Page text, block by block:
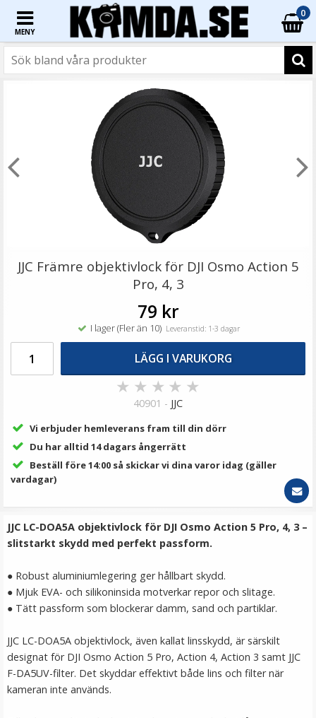
MENY
0
JJC HSCC-OA6 Kamerafodral för DJI Osmo Action 6 / 5
149 kr
LÄGG I VARUKORG
JJC HSCC-DJ360 Kamerafodral för DJI Osmo 360
★★★★★
149 kr
LÄGG I VARUKORG
JJC Främre objektivlock för DJI Osmo Action 5
Pro, 4, 3
79 kr
I lager (Fler än 10)Leveranstid: 1-3 dagar
LÄGG I VARUKORG
★ ★ ★ ★ ★
40901 - JJC
Vi erbjuder hemleverans fram till din dörr
Du har alltid 14 dagars ångerrätt
Beställ före 14:00 så skickar vi dina varor idag (gäller
vardagar)
JJC LC-DOA5A objektivlock för DJI Osmo Action 5 Pro, 4, 3 –
slitstarkt skydd med perfekt passform.
● Robust aluminiumlegering ger hållbart skydd.
● Mjuk EVA- och silikoninsida motverkar repor och slitage.
● Tätt passform som blockerar damm, sand och partiklar.
JJC LC-DOA5A objektivlock, även kallat linsskydd, är särskilt
designat för DJI Osmo Action 5 Pro, Action 4, Action 3 samt JJC
F-DA5UV-filter. Det skyddar effektivt både lins och filter när
kameran inte används.